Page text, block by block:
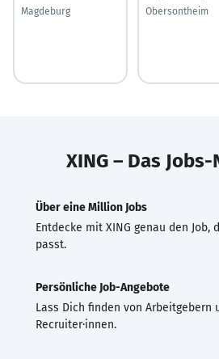
Magdeburg
Obersontheim
XING – Das
Über eine Million Jobs
Entdecke mit XING genau den Job,
passt.
Persönliche Job-Angebote
Lass Dich finden von Arbeitgebern
Recruiter·innen.